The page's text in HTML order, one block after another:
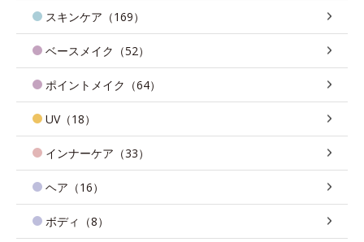
スキンケア（169）
ベースメイク（52）
ポイントメイク（64）
UV（18）
インナーケア（33）
ヘア（16）
ボディ（8）